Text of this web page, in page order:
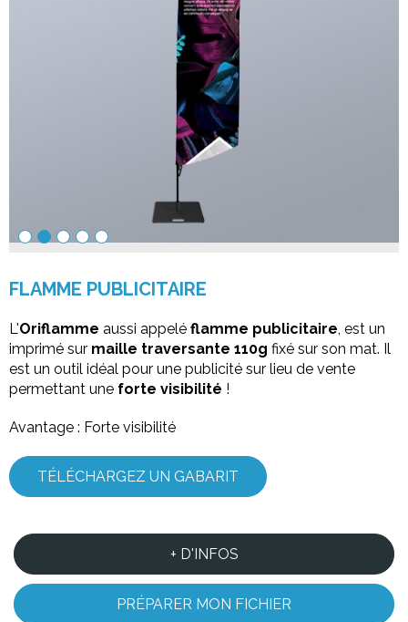
FLAMME PUBLICITAIRE
L'Oriflamme aussi appelé flamme publicitaire, est un
imprimé sur maille traversante 110g fixé sur son mat. Il
est un outil idéal pour une publicité sur lieu de vente
permettant une forte visibilité !
Avantage : Forte visibilité
TÉLÉCHARGEZ UN GABARIT
+ D'INFOS
PRÉPARER MON FICHIER